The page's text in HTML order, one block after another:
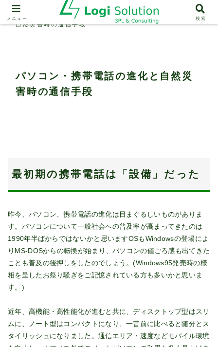
業界動向
パソコン・携帯電話の進化と
自然災害時の通信手段
パソコン・携帯電話の進化と自然災
害時の通信手段
最初期の携帯電話は「設備」だった
昨今、パソコン、携帯電話の進化は目まぐるしいものがありま
す。パソコンについて一般社会への普及率が高まってきたのは
1990年半ばからではないかと思いますOSもWindowsの登場によ
りMS-DOSからの転換が始まり、パソコンの値ごろ感も出てきた
ことも普及の後押しをしたのでしょう。(Windows95発売時の様
相を呈したお祭り騒ぎをご記憶されている方も多いかと思いま
す。)
近年、高機能・高性能化が進むと共に、ディスクトップ型はスリ
ムに、ノート型はコンパクトになり、一昔前に比べると随分とス
タイリッシュになりました。通信エリア・速度などモバイル環境
メニュー 検索